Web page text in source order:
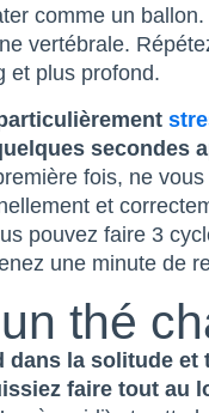
comme un
vertébrale.
et plus profond.
secondes
fois, ne
et
pouvez faire 3
une minute de
thé
dans la solitude
faire tout au